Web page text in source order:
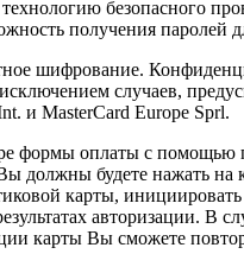
безопасного
получения
шифрование.
случаев,
и MasterCard Europe Sprl.
оплаты с помощью
должны будете нажать на
карты,
авторизации. В
карты Вы сможете